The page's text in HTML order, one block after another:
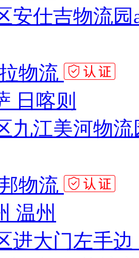
安仕吉物流园
物流
日喀则
九江美河物
物流
温州
进大门左手